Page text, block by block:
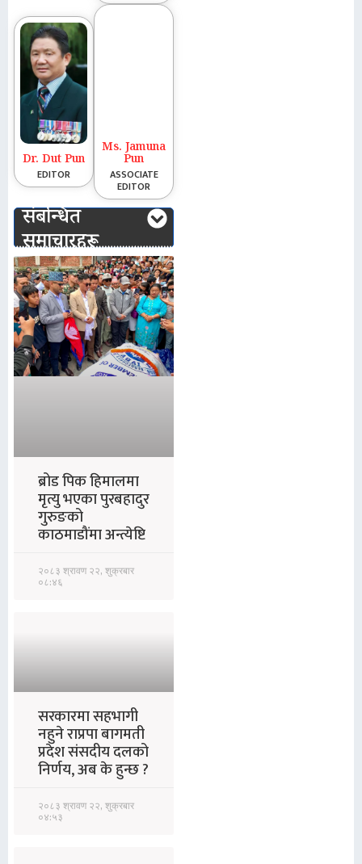
Dr. Dut Pun
EDITOR
Ms. Jamuna
Pun
ASSOCIATE
EDITOR
संबन्धित
समाचारहरू
ब्रोड पिक हिमालमा
मृत्यु भएका पुरबहादुर
गुरुङको
काठमाडौंमा अन्त्येष्टि
२०८३ श्रावण २२, शुक्रबार
०८:४६
सरकारमा सहभागी
नहुने राप्रपा बागमती
प्रदेश संसदीय दलको
निर्णय, अब के हुन्छ ?
२०८३ श्रावण २२, शुक्रबार
०४:५३